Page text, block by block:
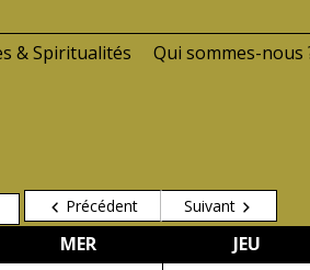
& Spiritualités
Qui sommes-nous
Précédent Suivant
MERMERCREDI JEUJEUDI